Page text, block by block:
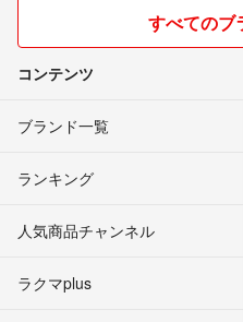
すべてのブ
コンテンツ
ブランド一覧
ランキング
人気商品チャンネル
ラクマplus